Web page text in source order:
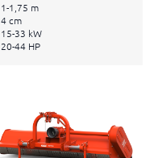
1-1,75 m
4 cm
15-33 kW
20-44 HP